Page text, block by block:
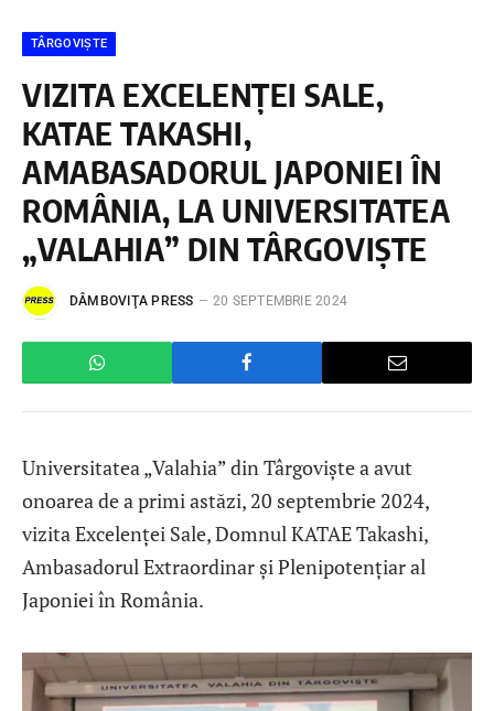
TÂRGOVIȘTE
VIZITA EXCELENȚEI SALE,
KATAE TAKASHI,
AMABASADORUL JAPONIEI ÎN
ROMÂNIA, LA UNIVERSITATEA
„VALAHIA” DIN TÂRGOVIȘTE
DÂMBOVIŢA PRESS 20 SEPTEMBRIE 2024
Universitatea „Valahia” din Târgoviște a avut
onoarea de a primi astăzi, 20 septembrie 2024,
vizita Excelenței Sale, Domnul KATAE Takashi,
Ambasadorul Extraordinar și Plenipotențiar al
Japoniei în România.